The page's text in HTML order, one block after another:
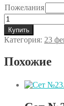
3
146 ₽.
Пожелания
Количество
товара
Сет
№23.11
Купить
Категория: 23
Похожие